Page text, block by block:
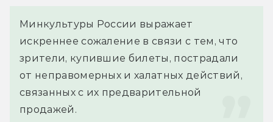
Минкультуры России выражает
искреннее сожаление в связи с тем, что
зрители, купившие билеты, пострадали
от неправомерных и халатных действий,
связанных с их предварительной
продажей.